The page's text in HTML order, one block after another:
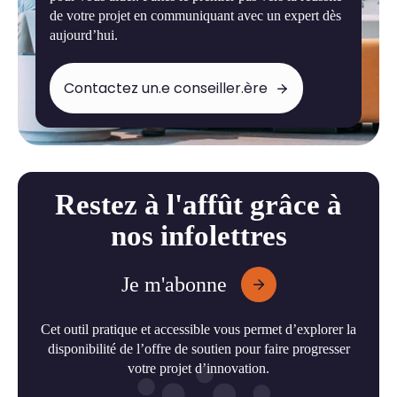
de votre projet en communiquant avec un expert dès
aujourd’hui.
Contactez un.e conseiller.ère
Restez à l'affût grâce à
nos infolettres
Je m'abonne
Cet outil pratique et accessible vous permet d’explorer la
disponibilité de l’offre de soutien pour faire progresser
votre projet d’innovation.